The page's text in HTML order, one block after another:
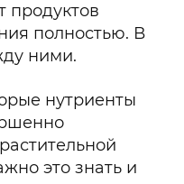
продуктов
полностью. В
ними.
нутриенты
это знать и